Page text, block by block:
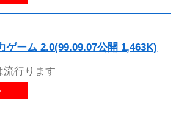
ーム 2.0(99.09.07公開 1,463K)
流行ります